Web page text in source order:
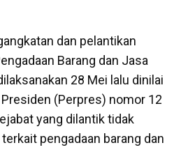
dan pelantikan
Barang dan Jasa
28 Mei lalu dinilai
(Perpres) nomor 12
yang dilantik tidak
pengadaan barang dan